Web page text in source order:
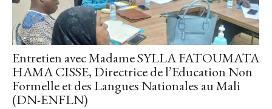
Entretien avec Madame SYLLA FATOUMATA
HAMA CISSE, Directrice de l’Education Non
Formelle et des Langues Nationales au Mali
(DN-ENFLN)